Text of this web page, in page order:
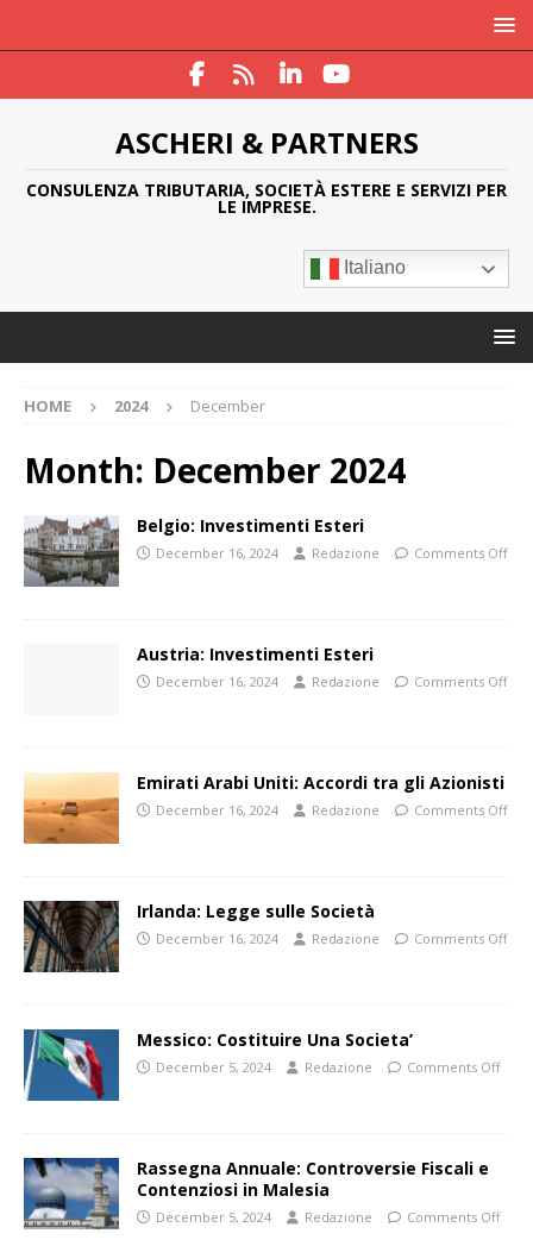
ASCHERI & PARTNERS
CONSULENZA TRIBUTARIA, SOCIETÀ ESTERE E SERVIZI PER
LE IMPRESE.
Italiano
HOME 2024 December
Month: December 2024
Belgio: Investimenti Esteri
December 16, 2024 Redazione Comments Off
Austria: Investimenti Esteri
December 16, 2024 Redazione Comments Off
Emirati Arabi Uniti: Accordi tra gli Azionisti
December 16, 2024 Redazione Comments Off
Irlanda: Legge sulle Società
December 16, 2024 Redazione Comments Off
Messico: Costituire Una Societa’
December 5, 2024 Redazione Comments Off
Rassegna Annuale: Controversie Fiscali e
Contenziosi in Malesia
December 5, 2024 Redazione Comments Off